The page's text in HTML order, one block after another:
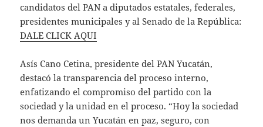
candidatos del PAN a diputados estatales, federales,
presidentes municipales y al Senado de la República:
DALE CLICK AQUI
Asís Cano Cetina, presidente del PAN Yucatán,
destacó la transparencia del proceso interno,
enfatizando el compromiso del partido con la
sociedad y la unidad en el proceso. “Hoy la sociedad
nos demanda un Yucatán en paz, seguro, con